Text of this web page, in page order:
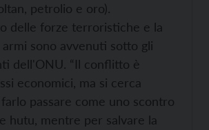
petrolio e oro).
delle forze terroristiche e la
sono avvenuti sotto gli
dell'ONU. “Il conflitto è
economici, ma si cerca
passare come uno scontro
hutu, mentre per salvare la